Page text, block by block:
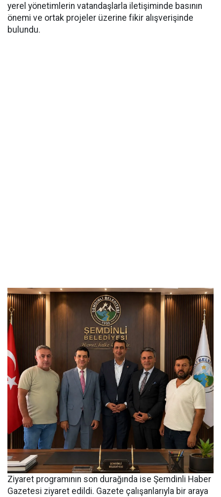
yerel yönetimlerin vatandaşlarla iletişiminde basının
önemi ve ortak projeler üzerine fikir alışverişinde
bulundu.
Ziyaret programının son durağında ise Şemdinli Haber
Gazetesi ziyaret edildi. Gazete çalışanlarıyla bir araya